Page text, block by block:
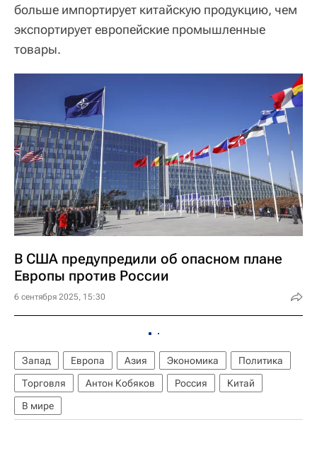
больше импортирует китайскую продукцию, чем
экспортирует европейские промышленные
товары.
В США предупредили об опасном плане
Европы против России
6 сентября 2025, 15:30
Запад Европа Азия Экономика
Политика
Торговля
Антон Кобяков Россия
Китай
В мире